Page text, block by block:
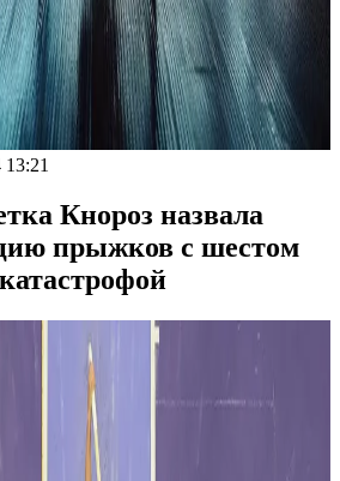
13:21
Кнороз назвала
прыжков с шестом